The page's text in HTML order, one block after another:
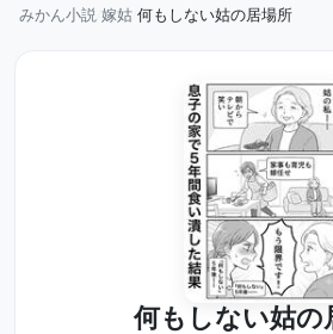
みかん小説 嫁姑 何もしない姑の居場所
何もしない姑の